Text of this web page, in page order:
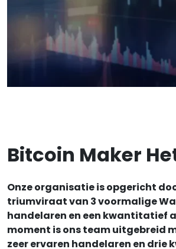
Bitcoin Maker
Onze organisatie is opgericht
triumviraat van 3 voormalige
handelaren en een kwantitatief
moment is ons team uitgebreid
zeer ervaren handelaren en drie